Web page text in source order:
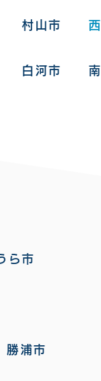
村山市
白河市
ら市
浦市